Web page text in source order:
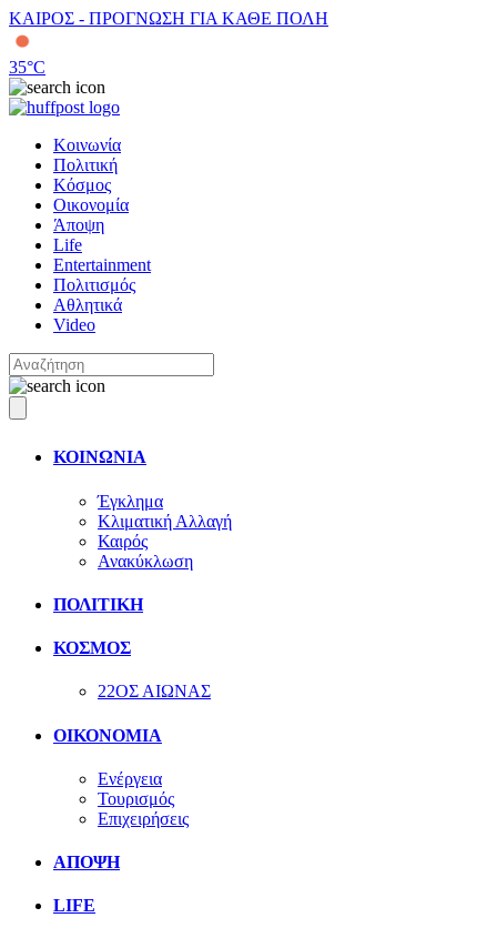
ΚΑΙΡΟΣ - ΠΡΟΓΝΩΣΗ ΓΙΑ ΚΑΘΕ ΠΟΛΗ
35°C
Κοινωνία
Πολιτική
Κόσμος
Οικονομία
Άποψη
Life
Entertainment
Πολιτισμός
Αθλητικά
Video
ΚΟΙΝΩΝΙΑ
Έγκλημα
Κλιματική Αλλαγή
Καιρός
Ανακύκλωση
ΠΟΛΙΤΙΚΗ
ΚΟΣΜΟΣ
22ΟΣ ΑΙΩΝΑΣ
ΟΙΚΟΝΟΜΙΑ
Ενέργεια
Τουρισμός
Επιχειρήσεις
ΑΠΟΨΗ
LIFE